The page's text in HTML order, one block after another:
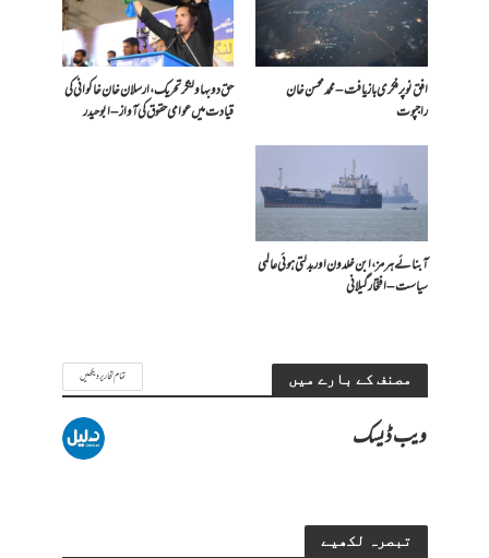
افق نو پر فکری بازیافت – محمد محسن خان
راجپوت
حق دو بہاولنگر تحریک، ارسلان خان خاکوانی کی
قیادت میں عوامی حقوق کی آواز – ابو حیدر
آبنائے ہرمز، ابن خلدون اور بدلتی ہوئی عالمی
سیاست – افتخار گیلانی
مصنف کے بارے میں تمام تحاریر دیکھیں
ویب ڈیسک
تبصرہ لکھیے